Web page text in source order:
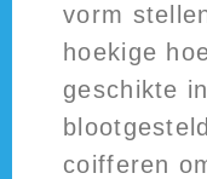
vorm
hoekige
geschikte
coifferen